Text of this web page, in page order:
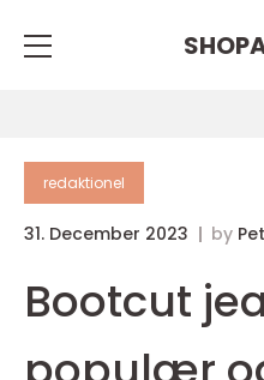
redaktionel
31. December 2023 by
Bootcut